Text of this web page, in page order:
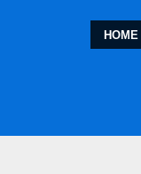
HOME